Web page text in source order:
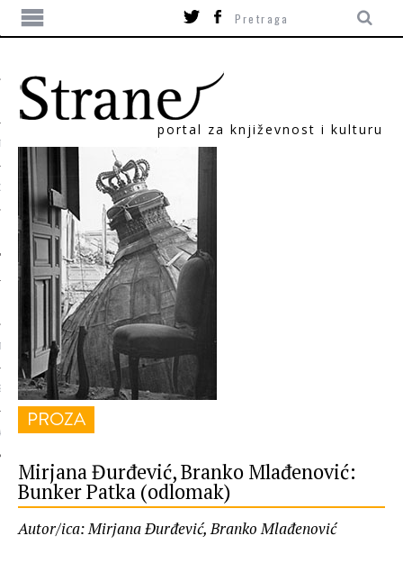
portal za književnost i kulturu
PROZA
Mirjana Đurđević, Branko Mlađenović:
Bunker Patka (odlomak)
Autor/ica: Mirjana Đurđević, Branko Mlađenović